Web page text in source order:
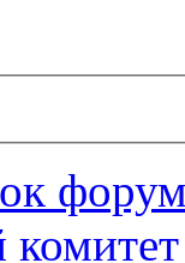
комитет